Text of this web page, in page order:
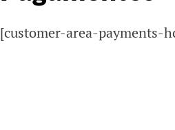
[customer-area-payments-